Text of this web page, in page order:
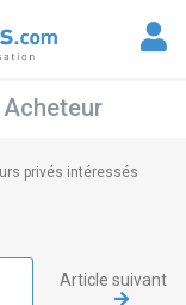
Acheteur
privés intéressés
Article suivant